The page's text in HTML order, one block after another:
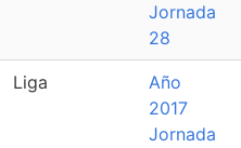
Jornada
28
Liga
Año
2017
Jornada